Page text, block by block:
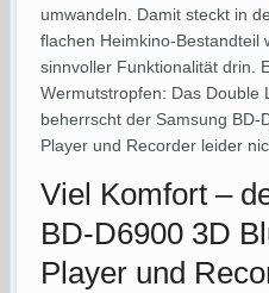
umwandeln. Damit steckt in
flachen Heimkino-Bestandteil
sinnvoller Funktionalität drin.
Wermutstropfen: Das Double
beherrscht der Samsung BD-
Player und Recorder leider
Viel Komfort –
BD-D6900 3D
Player und